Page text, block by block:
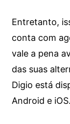
Entretanto,
conta com
vale a pena
das suas
Digio está
Android e iOS.